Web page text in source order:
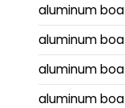
aluminum
aluminum
aluminum
aluminum